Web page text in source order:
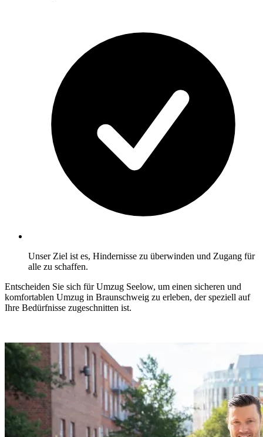
Unser Ziel ist es, Hindernisse zu überwinden und Zugang für
alle zu schaffen.
Entscheiden Sie sich für Umzug Seelow, um einen sicheren und
komfortablen Umzug in Braunschweig zu erleben, der speziell auf
Ihre Bedürfnisse zugeschnitten ist.